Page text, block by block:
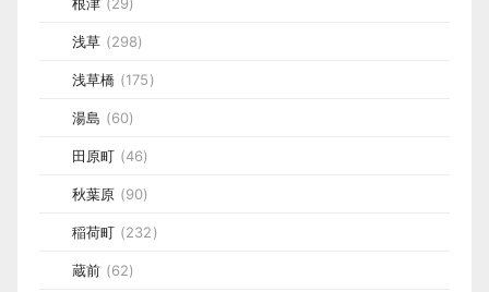
浅草 (298)
浅草橋 (175)
湯島 (60)
田原町 (46)
秋葉原 (90)
稲荷町 (232)
蔵前 (62)